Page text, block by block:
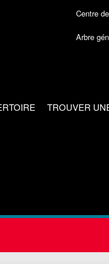
Centre
Arbre
TROUVER